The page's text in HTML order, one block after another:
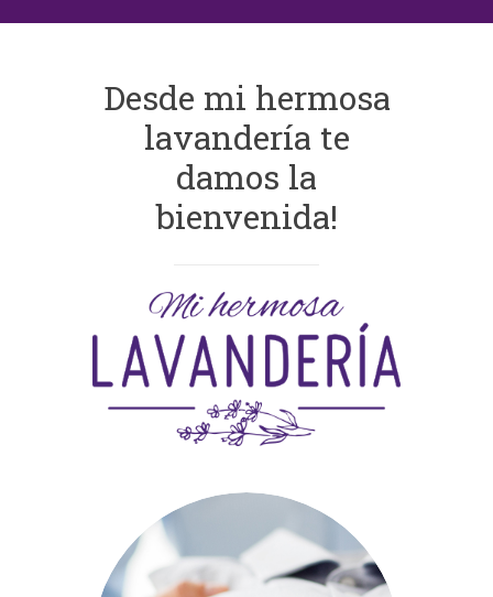
Desde mi hermosa
lavandería te
damos la
bienvenida!